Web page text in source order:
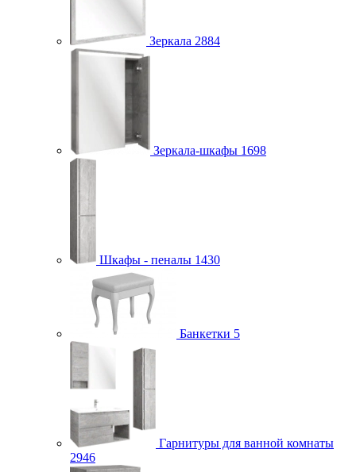
Зеркала 2884
Зеркала-шкафы 1698
Шкафы - пеналы 1430
Банкетки 5
Гарнитуры для ванной комнаты
2946